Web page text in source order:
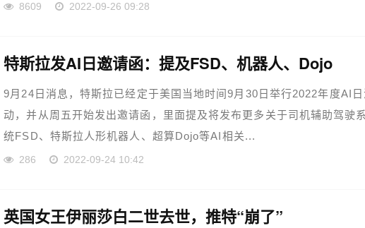
8609 2022-09-26 09:28
特斯拉发AI日邀请函：提及FSD、机器人、Dojo
9月24日消息，特斯拉已经定于美国当地时间9月30日举行2022年度AI日
动，并从周五开始发出邀请函，里面提及将发布更多关于司机辅助驾驶系
统FSD、特斯拉人形机器人、超算Dojo等AI相关...
286 2022-09-24 10:42
英国女王伊丽莎白二世去世，推特“崩了”